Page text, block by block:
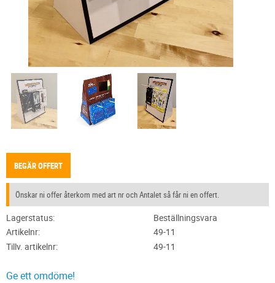
BEGÄR OFFERT
Önskar ni offer återkom med art nr och Antalet så får ni en offert.
Lagerstatus
Beställningsvara
Artikelnr
49-11
Tillv. artikelnr
49-11
Ge ett omdöme!